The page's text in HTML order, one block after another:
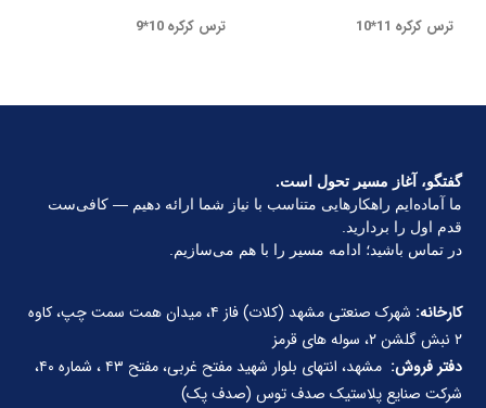
ترس کرکره 11*10 ترس کرکره 10*9
گفتگو، آغاز مسیر تحول است.
ما آماده‌ایم راهکارهایی متناسب با نیاز شما ارائه دهیم — کافی‌ست
قدم اول را بردارید.
در تماس باشید؛ ادامه مسیر را با هم می‌سازیم.
کارخانه:
شهرک صنعتی مشهد (کلات) فاز ۴، میدان همت سمت چپ، کاوه
۲ نبش گلشن ۲، سوله های قرمز
دفتر فروش:
مشهد، انتهای بلوار شهید مفتح غربی، مفتح ۴۳ ، شماره ۴۰،
شرکت صنایع پلاستیک صدف توس (صدف پک)